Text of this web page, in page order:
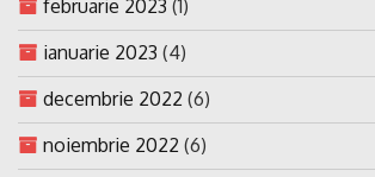
februarie 2023 (1)
ianuarie 2023 (4)
decembrie 2022 (6)
noiembrie 2022 (6)